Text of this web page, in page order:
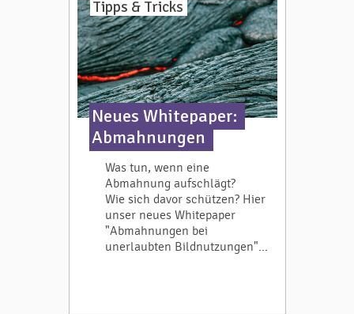
Tipps & Tricks
Neues Whitepaper:
Abmahnungen
Was tun, wenn eine
Abmahnung aufschlägt?
Wie sich davor schützen? Hier
unser neues Whitepaper
"Abmahnungen bei
unerlaubten Bildnutzungen"...